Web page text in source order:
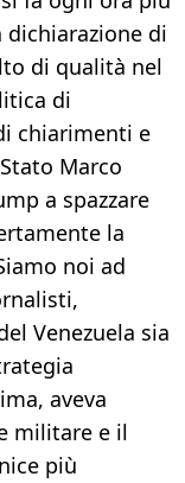
di
di qualità nel
di
chiarimenti e
Marco
a spazzare
la
noi ad
Venezuela sia
aveva
militare e il
più